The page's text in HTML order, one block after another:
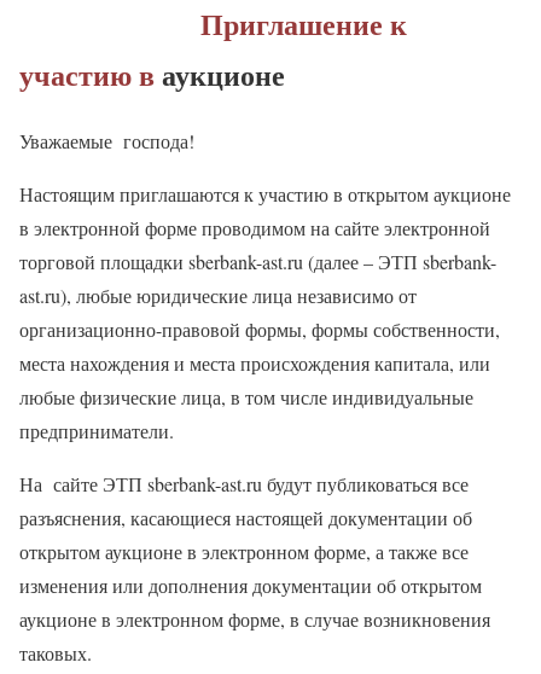
Приглашение к
участию ваукционе
Уважаемые господа!
Настоящим приглашаются к участию в открытом аукционе
в электронной форме проводимом на сайте электронной
торговой площадки sberbank-ast.ru (далее – ЭТП sberbank-
ast.ru), любые юридические лица независимо от
организационно-правовой формы, формы собственности,
места нахождения и места происхождения капитала, или
любые физические лица, в том числе индивидуальные
предприниматели.
На сайте ЭТП sberbank-ast.ru будут публиковаться все
разъяснения, касающиеся настоящей документации об
открытом аукционе в электронном форме, а также все
изменения или дополнения документации об открытом
аукционе в электронном форме, в случае возникновения
таковых.